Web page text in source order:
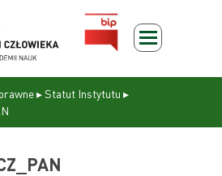
▸Statut Instytutu ▸